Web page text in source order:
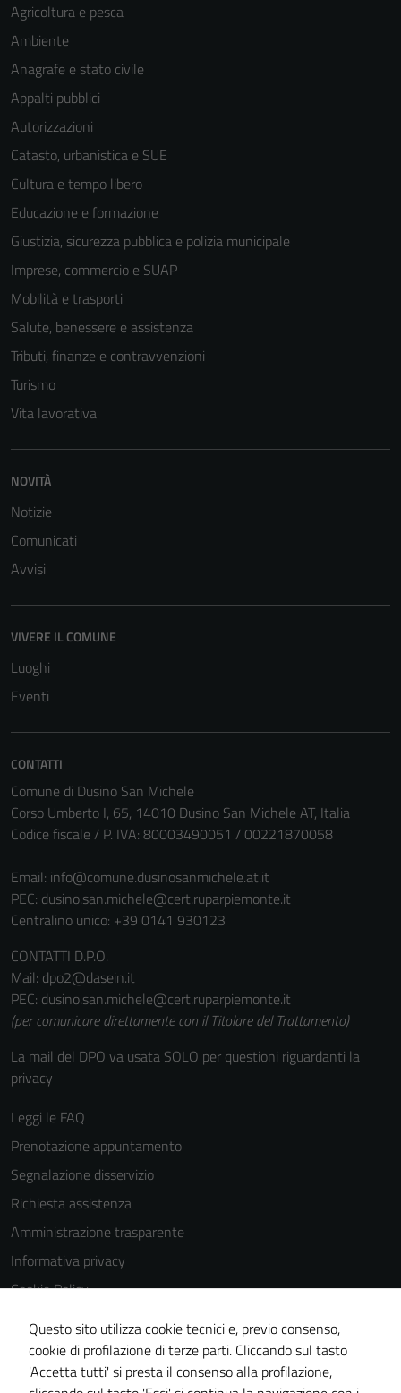
Agricoltura e pesca
Ambiente
Anagrafe e stato civile
Appalti pubblici
Autorizzazioni
Catasto, urbanistica e SUE
Cultura e tempo libero
Educazione e formazione
Giustizia, sicurezza pubblica e polizia municipale
Imprese, commercio e SUAP
Mobilità e trasporti
Salute, benessere e assistenza
Tributi, finanze e contravvenzioni
Turismo
Vita lavorativa
NOVITÀ
Notizie
Comunicati
Avvisi
VIVERE IL COMUNE
Luoghi
Eventi
CONTATTI
Comune di Dusino San Michele
Corso Umberto I, 65, 14010 Dusino San Michele AT, Italia
Codice fiscale / P. IVA: 80003490051 / 00221870058
Email: info@comune.dusinosanmichele.at.it
PEC: dusino.san.michele@cert.ruparpiemonte.it
Centralino unico: +39 0141 930123
CONTATTI D.P.O.
Mail: dpo2@dasein.it
PEC: dusino.san.michele@cert.ruparpiemonte.it
(per comunicare direttamente con il Titolare del Trattamento)
La mail del DPO va usata SOLO per questioni riguardanti la
privacy
Leggi le FAQ
Prenotazione appuntamento
Segnalazione disservizio
Richiesta assistenza
Amministrazione trasparente
Informativa privacy
Cookie Policy
Note legali
Dichiarazione di accessibilità
Obiettivi di accessibilità
Questo sito utilizza cookie tecnici e, previo consenso,
cookie di profilazione di terze parti. Cliccando sul tasto
'Accetta tutti' si presta il consenso alla profilazione,
funzionamento
non raccolgono